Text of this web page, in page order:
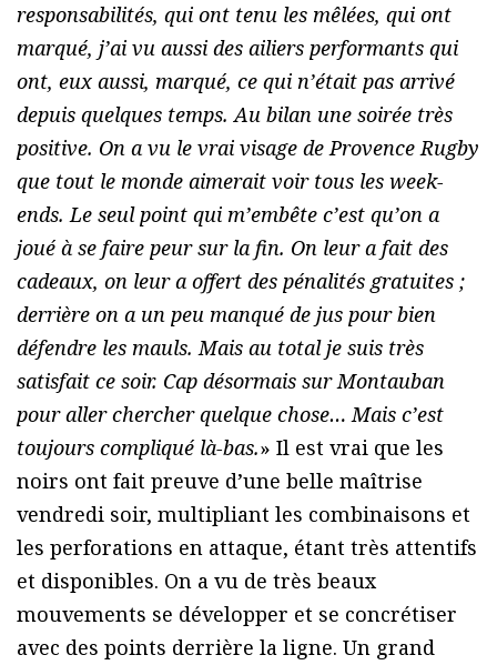
responsabilités, qui ont tenu les mêlées, qui ont
marqué, j’ai vu aussi des ailiers performants qui
ont, eux aussi, marqué, ce qui n’était pas arrivé
depuis quelques temps. Au bilan une soirée très
positive. On a vu le vrai visage de Provence Rugby
que tout le monde aimerait voir tous les week-
ends. Le seul point qui m’embête c’est qu’on a
joué à se faire peur sur la fin. On leur a fait des
cadeaux, on leur a offert des pénalités gratuites ;
derrière on a un peu manqué de jus pour bien
défendre les mauls. Mais au total je suis très
satisfait ce soir. Cap désormais sur Montauban
pour aller chercher quelque chose… Mais c’est
toujours compliqué là-bas.» Il est vrai que les
noirs ont fait preuve d’une belle maîtrise
vendredi soir, multipliant les combinaisons et
les perforations en attaque, étant très attentifs
et disponibles. On a vu de très beaux
mouvements se développer et se concrétiser
avec des points derrière la ligne. Un grand